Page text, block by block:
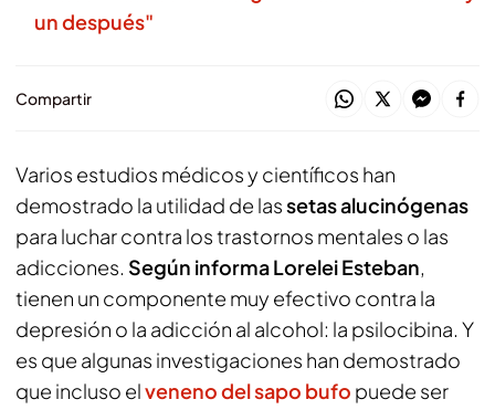
un después"
Compartir
Varios estudios médicos y científicos han
demostrado la utilidad de lassetas alucinógenas
para luchar contra los trastornos mentales o las
adicciones. Según informa Lorelei Esteban,
tienen un componente muy efectivo contra la
depresión o la adicción al alcohol: la psilocibina. Y
es que algunas investigaciones han demostrado
que incluso elveneno del sapo bufo puede ser